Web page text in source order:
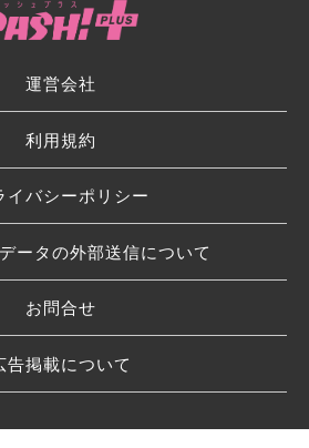
運営会社
利用規約
イバシーポリシー
ータの外部送信について
お問合せ
告掲載について